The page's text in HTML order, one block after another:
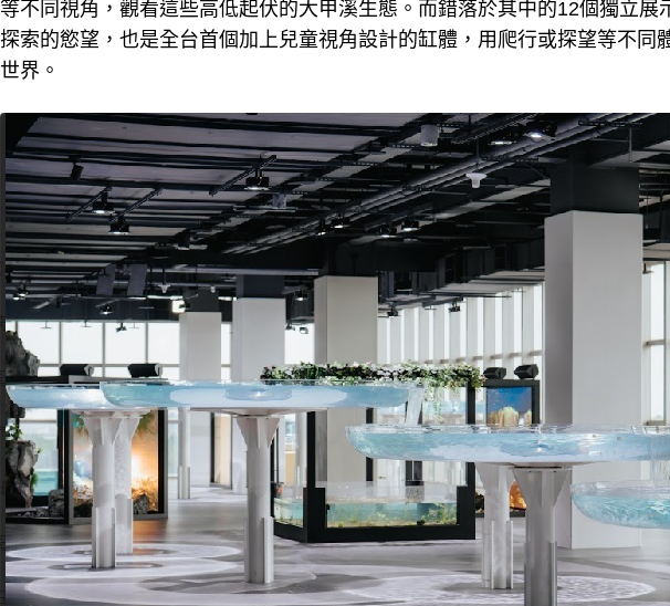
等不同視角，觀看這些高低起伏的大甲溪生態。而錯落於其中的12個獨立展
探索的慾望，也是全台首個加上兒童視角設計的缸體，用爬行或探望等不同
世界。